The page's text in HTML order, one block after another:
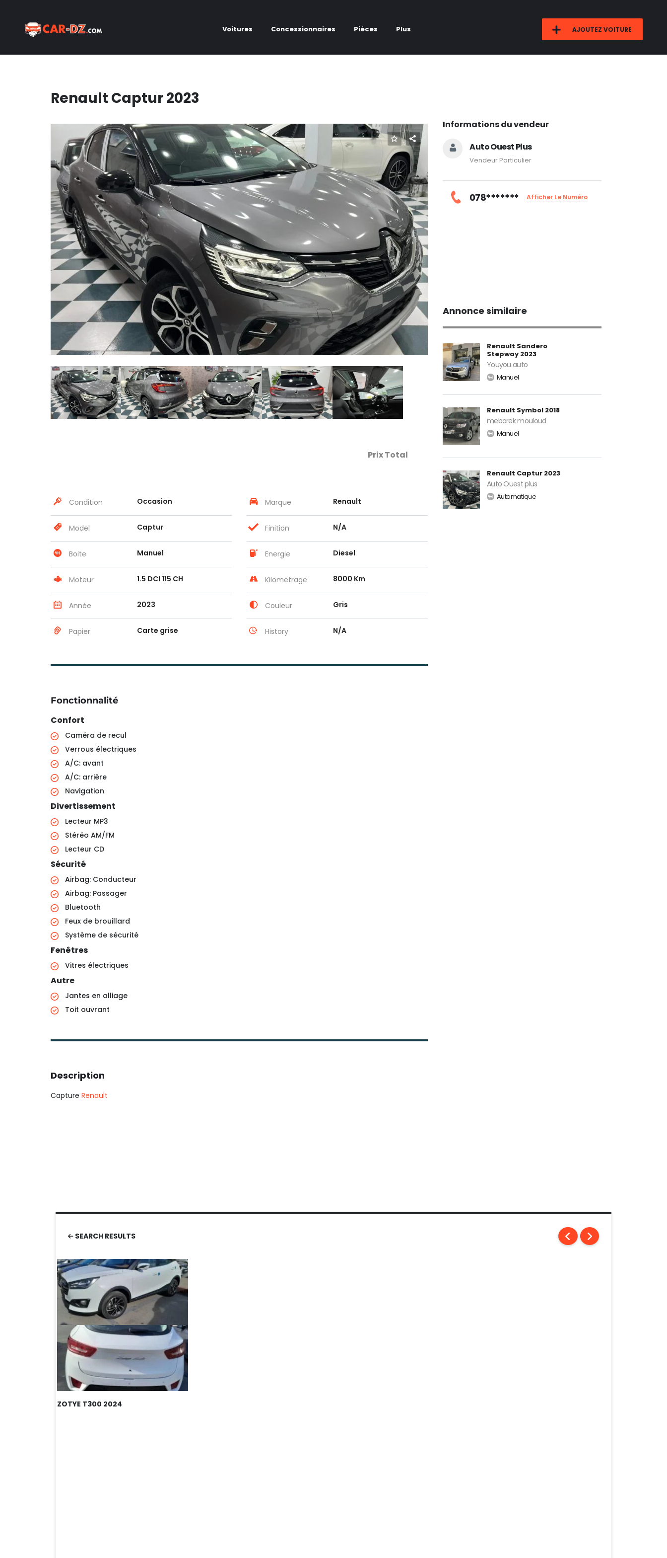
AJOUTEZ VOITURE
Voitures Concessionnaires Pièces Plus
Renault Captur 2023
Prix Total
Condition Occasion Marque Renault
Model Captur Finition N/A
Boite Manuel Energie Diesel
Moteur 1.5 DCI 115 CH Kilometrage 8000 Km
Année 2023 Couleur Gris
Papier Carte grise History N/A
Fonctionnalité
Confort
Caméra de recul
Verrous électriques
A/C: avant
A/C: arrière
Navigation
Divertissement
Lecteur MP3
Stéréo AM/FM
Lecteur CD
Sécurité
Airbag: Conducteur
Airbag: Passager
Bluetooth
Feux de brouillard
Système de sécurité
Fenêtres
Vitres électriques
Autre
Jantes en alliage
Toit ouvrant
Description
Capture Renault
Informations du vendeur
Auto Ouest Plus
Vendeur Particulier
078******* Afficher Le Numéro
Annonce similaire
Renault Sandero
Stepway 2023
Youyou auto
Manuel
Renault Symbol 2018
mebarek mouloud
Manuel
Renault Captur 2023
Auto Ouest plus
Automatique
SEARCH RESULTS
ZOTYE T300 2024